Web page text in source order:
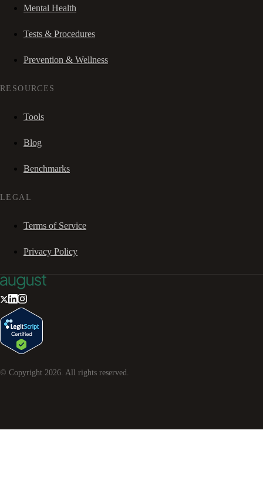
Mental Health
Tests & Procedures
Prevention & Wellness
RESOURCES
Tools
Blog
Benchmarks
LEGAL
Terms of Service
Privacy Policy
© Copyright 2026 . All rights reserved.